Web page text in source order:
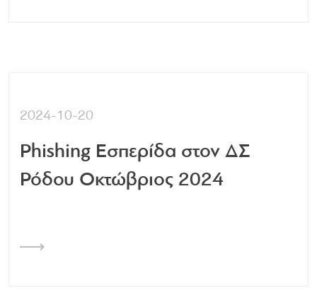
2024-10-20
Phishing Εσπερίδα στον ΔΣ
Ρόδου Οκτώβριος 2024